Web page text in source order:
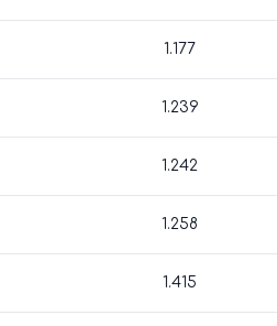
1.177
1.239
1.242
1.258
1.415